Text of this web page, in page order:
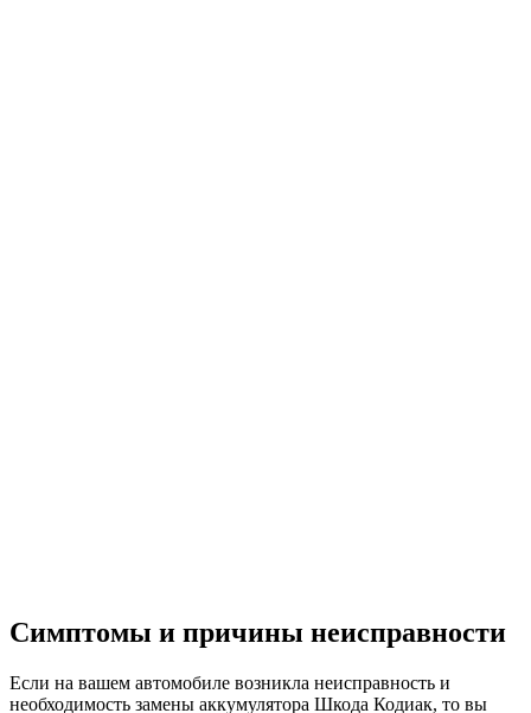
Симптомы и причины неисправности
Если на вашем автомобиле возникла неисправность и
необходимость замены аккумулятора Шкода Кодиак, то вы